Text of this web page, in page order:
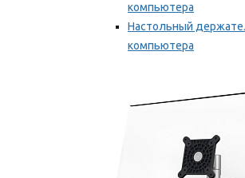
компьютера
Настольный
компьютера